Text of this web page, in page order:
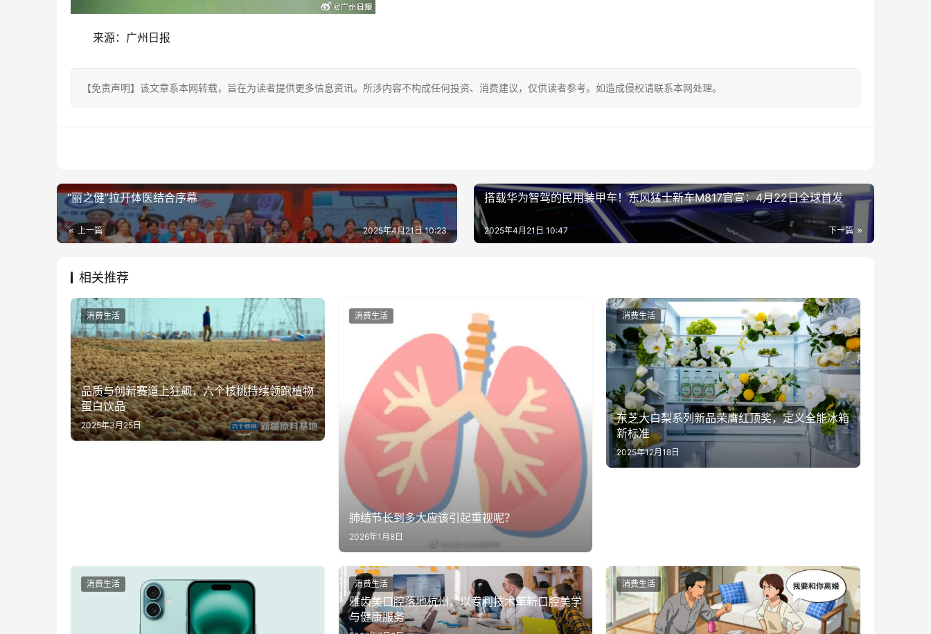
来源：广州日报
【免责声明】该文章系本网转载，旨在为读者提供更多信息资讯。所涉内容不构成任何投资、消费建议，仅供读者参考。如造成侵权请联系本网处理。
“丽之健”拉开体医结合序幕
上一篇 2025年4月21日 10:23
搭载华为智驾的民用装甲车！东风猛士新车M817官宣：4月22日全球首发
下一篇
2025年4月21日 10:47
相关推荐
品质与创新赛道上狂飙，六个核桃持续领跑植物
蛋白饮品
2025年3月25日
消费生活
肺结节长到多大应该引起重视呢？
2026年1月8日
消费生活
东芝大白梨系列新品荣膺红顶奖，定义全能冰箱
新标准
2025年12月18日
消费生活
消费生活
雅齿美口腔落地杭州，以专利技术革新口腔美学
与健康服务
消费生活 消费生活